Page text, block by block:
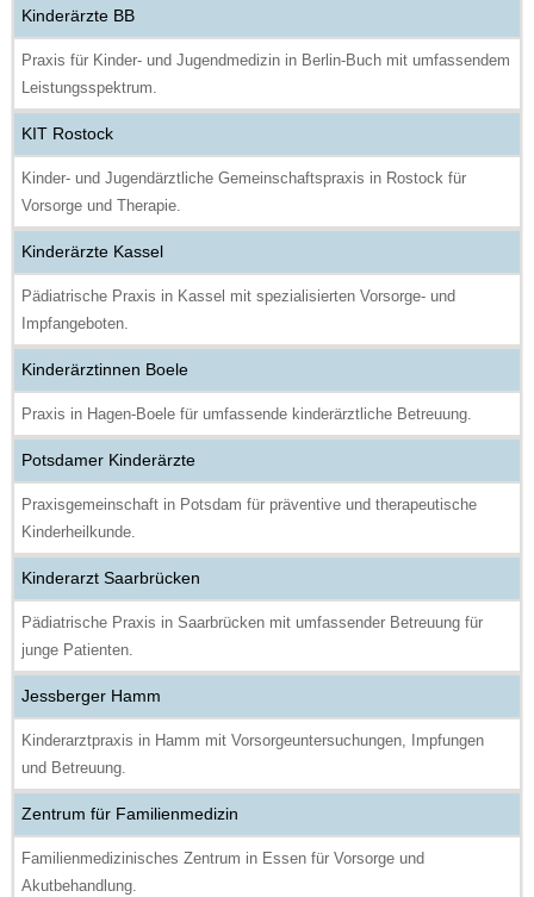
Kinderärzte BB
Praxis für Kinder- und Jugendmedizin in Berlin-Buch mit umfassendem
Leistungsspektrum.
KIT Rostock
Kinder- und Jugendärztliche Gemeinschaftspraxis in Rostock für
Vorsorge und Therapie.
Kinderärzte Kassel
Pädiatrische Praxis in Kassel mit spezialisierten Vorsorge- und
Impfangeboten.
Kinderärztinnen Boele
Praxis in Hagen-Boele für umfassende kinderärztliche Betreuung.
Potsdamer Kinderärzte
Praxisgemeinschaft in Potsdam für präventive und therapeutische
Kinderheilkunde.
Kinderarzt Saarbrücken
Pädiatrische Praxis in Saarbrücken mit umfassender Betreuung für
junge Patienten.
Jessberger Hamm
Kinderarztpraxis in Hamm mit Vorsorgeuntersuchungen, Impfungen
und Betreuung.
Zentrum für Familienmedizin
Familienmedizinisches Zentrum in Essen für Vorsorge und
Akutbehandlung.